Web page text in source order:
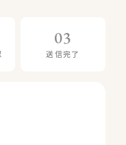
03
送信完了